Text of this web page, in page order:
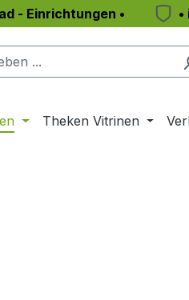
- Einrichtungen •
Theken Vitrinen